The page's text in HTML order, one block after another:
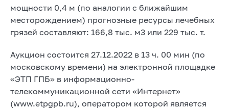
мощности 0,4 м (по аналогии с ближайшим
месторождением) прогнозные ресурсы лечебных
грязей составляют: 166,8 тыс. м3 или 229 тыс. т.
Аукцион состоится 27.12.2022 в 13 ч. 00 мин (по
московскому времени) на электронной площадке
«ЭТП ГПБ» в информационно-
телекоммуникационной сети «Интернет»
(www.etpgpb.ru), оператором которой является